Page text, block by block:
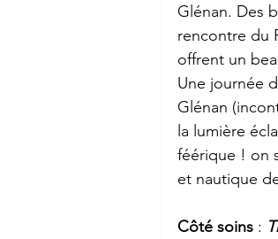
Glénan. Des
rencontre du
offrent un
Une journée
Glénan
la lumière
féérique ! on
et nautique
Côté soins :